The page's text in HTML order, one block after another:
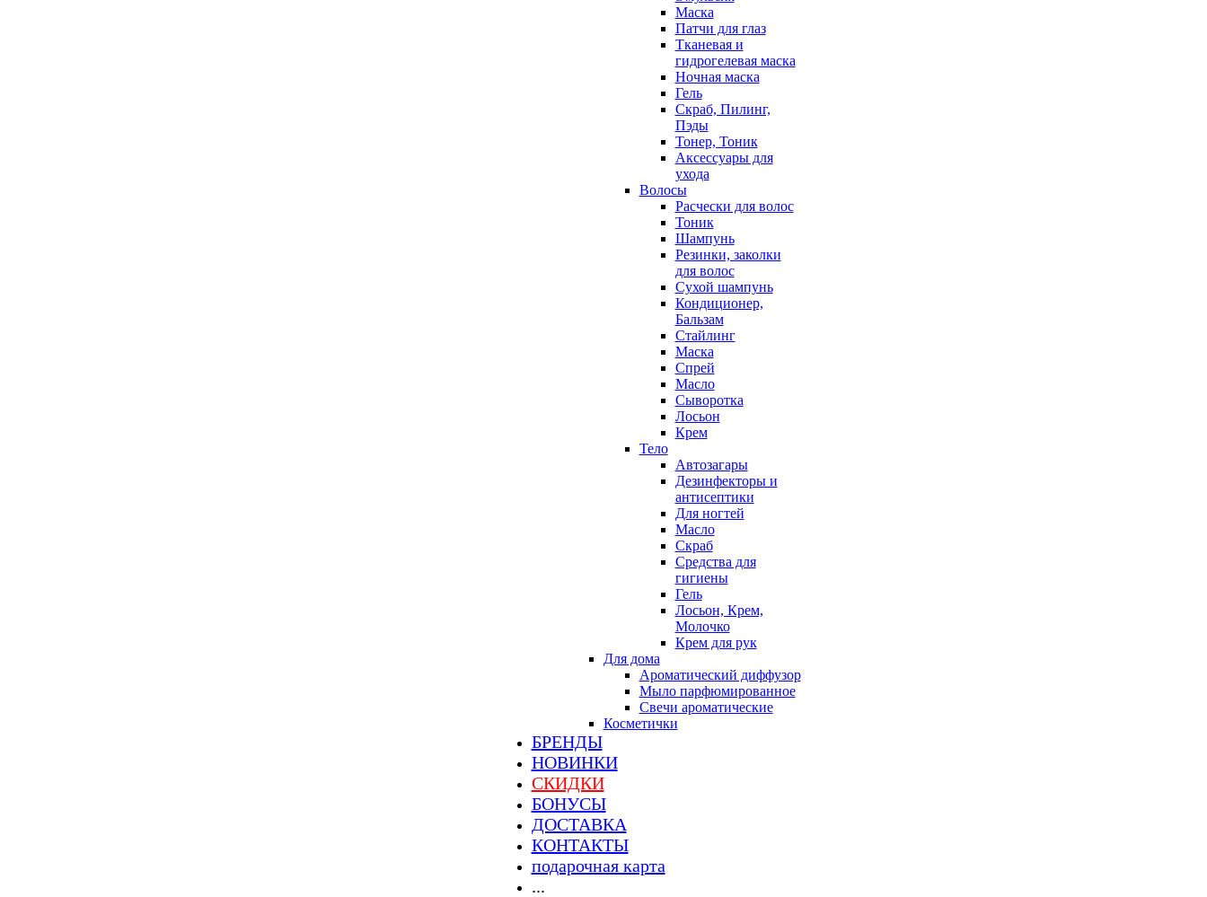
Маска
Патчи для глаз
Тканевая и
гидрогелевая маска
Ночная маска
Гель
Скраб, Пилинг,
Пэды
Тонер, Тоник
Аксессуары для
ухода
Волосы
Расчески для волос
Тоник
Шампунь
Резинки, заколки
для волос
Сухой шампунь
Кондиционер,
Бальзам
Стайлинг
Маска
Спрей
Масло
Сыворотка
Лосьон
Крем
Тело
Автозагары
Дезинфекторы и
антисептики
Для ногтей
Масло
Скраб
Средства для
гигиены
Гель
Лосьон, Крем,
Молочко
Крем для рук
Для дома
Ароматический диффузор
Мыло парфюмированное
Свечи ароматические
Косметички
БРЕНДЫ
НОВИНКИ
СКИДКИ
БОНУСЫ
ДОСТАВКА
КОНТАКТЫ
подарочная карта
...